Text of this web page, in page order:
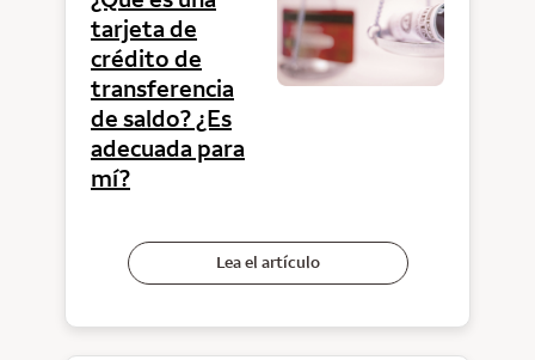
tarjeta de
crédito de
transferencia
de saldo? ¿Es
adecuada para
mí?
Lea el artículo